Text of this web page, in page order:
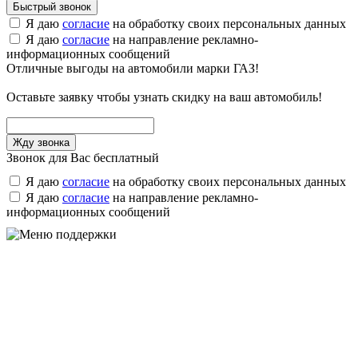
Быстрый звонок
Я даю согласие на обработку своих персональных данных
Я даю согласие на направление рекламно-
информационных сообщений
Отличные выгоды на автомобили марки ГАЗ!
Оставьте заявку чтобы узнать скидку на ваш автомобиль!
Звонок для Вас бесплатный
Я даю согласие на обработку своих персональных данных
Я даю согласие на направление рекламно-
информационных сообщений